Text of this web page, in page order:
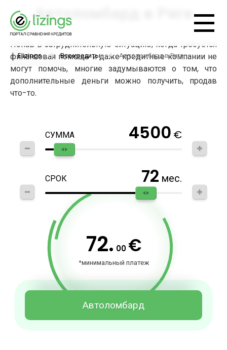
Elizings Все кредиты Автоломбард в Риге
Автоломбард в Риге
Попав в затруднительную ситуацию, когда требуется
финансовая помощь и даже кредитные компании не
могут помочь, многие задумываются о том, что
дополнительные деньги можно получить, продав
что-то.
СУММА 4500 €
СРОК 72 мес.
72. 00 €
*минимальный платеж
Автоломбард